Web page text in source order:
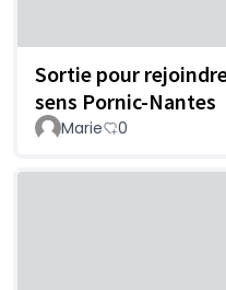
Sortie pour
sens Pornic-Nantes
Marie 0